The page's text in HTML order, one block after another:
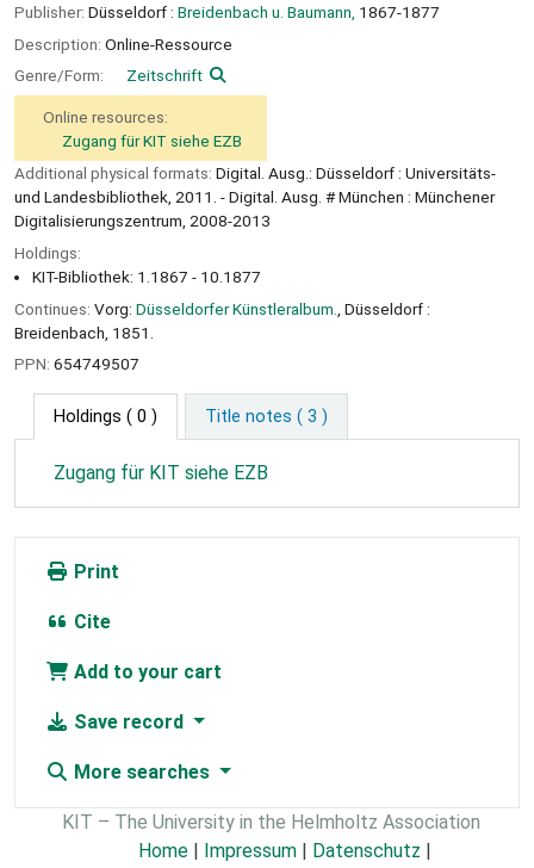
Publisher: Düsseldorf : Breidenbach u. Baumann, 1867-1877
Description: Online-Ressource
Genre/Form:
Zeitschrift
Online resources:
Zugang für KIT siehe EZB
Additional physical formats: Digital. Ausg.: Düsseldorf : Universitäts-
und Landesbibliothek, 2011. - Digital. Ausg. # München : Münchener
Digitalisierungszentrum, 2008-2013
Holdings:
KIT-Bibliothek: 1.1867 - 10.1877
Continues: Vorg: Düsseldorfer Künstleralbum.
, Düsseldorf :
Breidenbach, 1851.
PPN: 654749507
Holdings ( 0 ) Title notes ( 3 )
Zugang für KIT siehe EZB
Print
Cite
Add to your cart
Save record
More searches
KIT – The University in the Helmholtz Association
Home | Impressum | Datenschutz |